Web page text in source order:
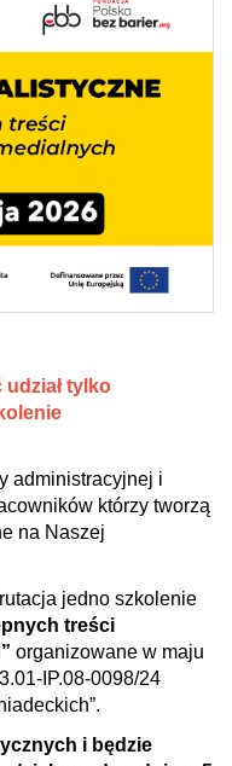
tylko
administracyjnej i
którzy tworzą
na Naszej
jedno szkolenie
treści
organizowane w maju
IP.08-0098/24
i będzie